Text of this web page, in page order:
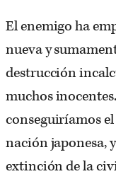
El enemigo ha
nueva y
destrucción
muchos
conseguiríamos
nación japonesa,
extinción de la